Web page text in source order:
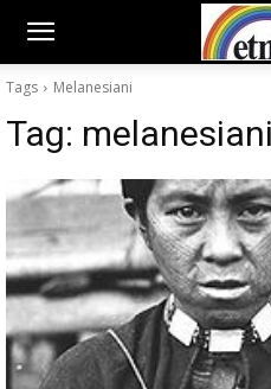
Tags Melanesiani
Tag: melanesiani